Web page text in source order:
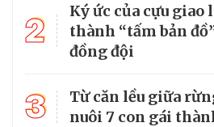
2
Ký ức của cựu
thành “tấm bản
đồng đội
3
Từ căn lều giữa
nuôi 7 con gái